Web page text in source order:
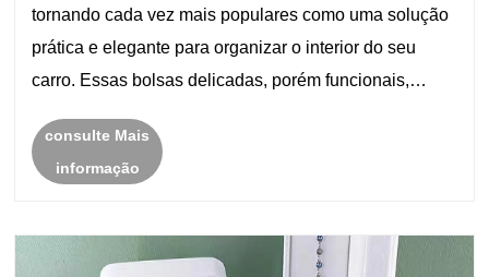
tornando cada vez mais populares como uma solução
prática e elegante para organizar o interior do seu
carro. Essas bolsas delicadas, porém funcionais,
oferecem uma maneira versátil de armazenar pequ......
consulte Mais
informação